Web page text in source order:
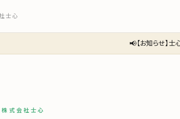
士心
📢【お知らせ】
会社士心